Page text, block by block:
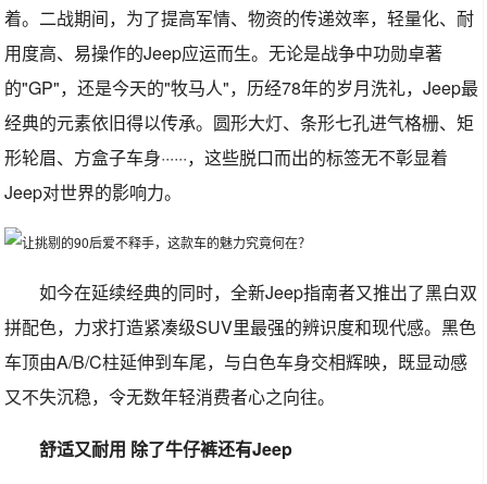
着。二战期间，为了提高军情、物资的传递效率，轻量化、耐
用度高、易操作的Jeep应运而生。无论是战争中功勋卓著
的"GP"，还是今天的"牧马人"，历经78年的岁月洗礼，Jeep最
经典的元素依旧得以传承。圆形大灯、条形七孔进气格栅、矩
形轮眉、方盒子车身······，这些脱口而出的标签无不彰显着
Jeep对世界的影响力。
如今在延续经典的同时，全新Jeep指南者又推出了黑白双
拼配色，力求打造紧凑级SUV里最强的辨识度和现代感。黑色
车顶由A/B/C柱延伸到车尾，与白色车身交相辉映，既显动感
又不失沉稳，令无数年轻消费者心之向往。
舒适又耐用 除了牛仔裤还有Jeep